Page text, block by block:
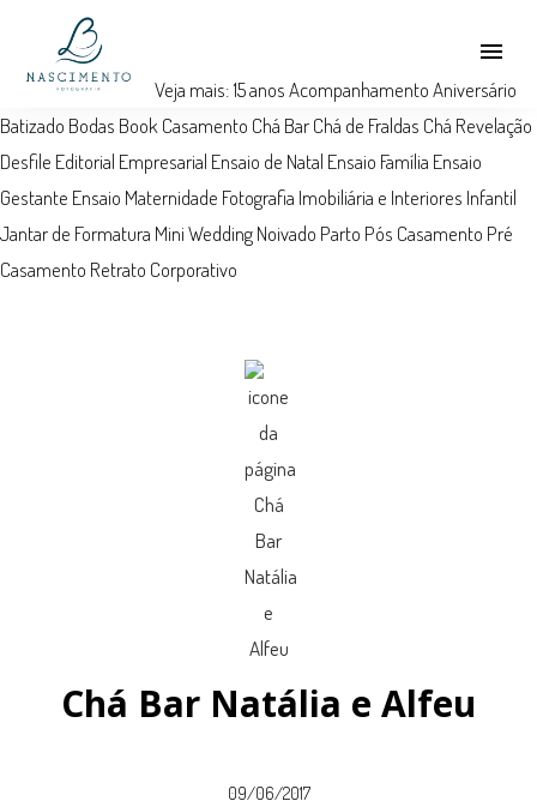
menu
Veja mais:15 anos AcompanhamentoAniversário
Batizado Bodas Book Casamento Chá BarChá de Fraldas Chá Revelação
Desfile Editorial Empresarial Ensaio de Natal Ensaio Família Ensaio
Gestante Ensaio Maternidade Fotografia Imobiliária e Interiores Infantil
Jantar de Formatura Mini WeddingNoivado Parto Pós Casamento Pré
Casamento Retrato Corporativo
Chá Bar Natália e Alfeu
09/06/2017